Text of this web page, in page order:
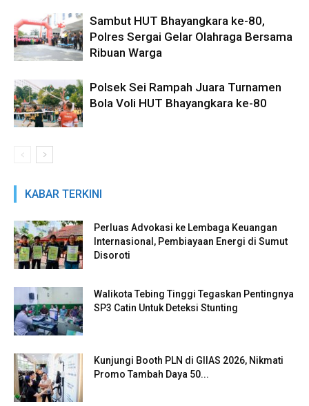
Sambut HUT Bhayangkara ke-80,
Polres Sergai Gelar Olahraga Bersama
Ribuan Warga
Polsek Sei Rampah Juara Turnamen
Bola Voli HUT Bhayangkara ke-80
KABAR TERKINI
Perluas Advokasi ke Lembaga Keuangan
Internasional, Pembiayaan Energi di Sumut
Disoroti
Walikota Tebing Tinggi Tegaskan Pentingnya
SP3 Catin Untuk Deteksi Stunting
Kunjungi Booth PLN di GIIAS 2026, Nikmati
Promo Tambah Daya 50...